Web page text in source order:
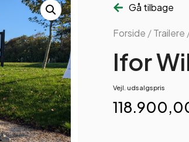
Gå tilbage
Forside /Trailere
Ifor
Vejl. udsalgspris